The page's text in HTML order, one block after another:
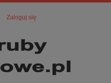
Zaloguj się